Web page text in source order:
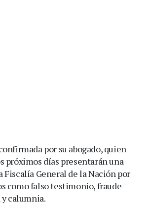
por su abogado, quien
próximos días presentarán una
Fiscalía General de la Nación por
como falso testimonio, fraude
calumnia.